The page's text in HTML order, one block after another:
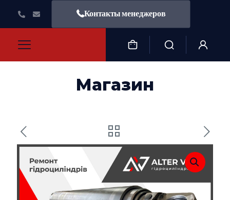
Контакты менеджеров
Магазин